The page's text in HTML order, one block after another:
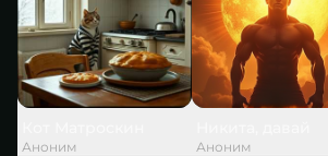
Аноним Аноним